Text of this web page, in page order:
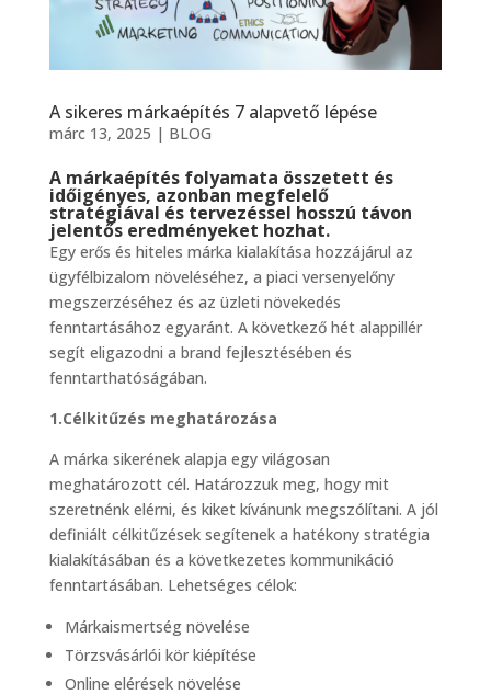
A sikeres márkaépítés 7 alapvető lépése
márc 13, 2025 | BLOG
A márkaépítés folyamata összetett és
időigényes, azonban megfelelő
stratégiával és tervezéssel hosszú távon
jelentős eredményeket hozhat.
Egy erős és hiteles márka kialakítása hozzájárul az
ügyfélbizalom növeléséhez, a piaci versenyelőny
megszerzéséhez és az üzleti növekedés
fenntartásához egyaránt. A következő hét alappillér
segít eligazodni a brand fejlesztésében és
fenntarthatóságában.
1.Célkitűzés meghatározása
A márka sikerének alapja egy világosan
meghatározott cél. Határozzuk meg, hogy mit
szeretnénk elérni, és kiket kívánunk megszólítani. A jól
definiált célkitűzések segítenek a hatékony stratégia
kialakításában és a következetes kommunikáció
fenntartásában. Lehetséges célok:
Márkaismertség növelése
Törzsvásárlói kör kiépítése
Online elérések növelése